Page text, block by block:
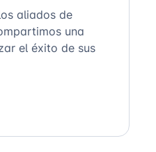
aliados de
una
el éxito de sus